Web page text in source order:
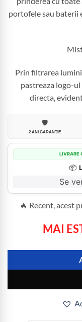
portofele sau baterii
Prin filtrarea
pastreaza logo-
directa,
🛡️
2 ANI GARANȚIE
LIVRARE
📦
Se
🔥 Recent, acest
MAI